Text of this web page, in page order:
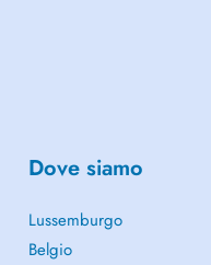
Dove siamo
Lussemburgo
Belgio